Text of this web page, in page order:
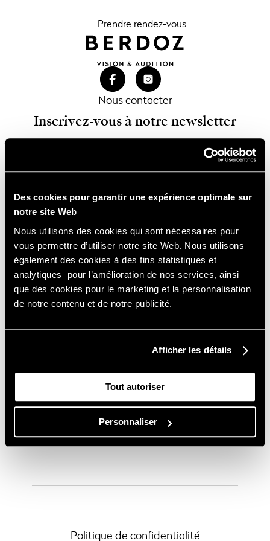
Des cookies pour garantir une expérience optimale sur
notre site Web
Nous utilisons des cookies qui sont nécessaires pour
vous permettre d’utiliser notre site Web. Nous utilisons
également des cookies à des fins statistiques et
analytiques pour l’amélioration de nos services, ainsi
que des cookies pour le marketing et la personnalisation
de notre contenu et de notre publicité.
Afficher les détails
Tout autoriser
Personnaliser
Prendre rendez-vous
Nous contacter
Nos solutions lentilles
Nos solutions auditives
À propos
Nos magasins
Inscrivez-vous à notre newsletter
Politique de confidentialité